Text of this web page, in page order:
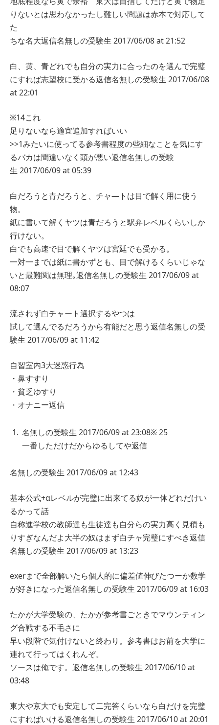
りないとは思わなかったし難しい問題は赤本で対応して
た
ちな名大返信名無しの受験生 2017/06/08 at 21:52
白、黄、青どれでも自分の実力に合ったのを選んで完璧
にすれば志望校に受かる返信名無しの受験生 2017/06/08
at 22:01
※14これ
足りないなら適宜追加すればいい
>>1みたいに使ってる参考書程度の些細なことを気にす
るバカは間違いなく頭が悪い返信名無しの受験
生 2017/06/09 at 05:39
白だろうと青だろうと、チャ―トは目で解く用に使う
物。
紙に書いて解くヤツは青だろうと駅弁レベルくらいしか
行けない。
白でも高速で目で解くヤツは宮廷でも受かる。
一対一までは紙に書かずとも、目で解けるくらいじゃな
いと最難関は無理｡返信名無しの受験生 2017/06/09 at
08:07
流されず白チャート選択するやつは
試して選んでるだろうから有能だと思う返信名無しの受
験生2017/06/09 at 11:42
自習室内3大迷惑行為
・鼻すすり
・貧乏ゆすり
・オナニー返信
名無しの受験生 2017/06/09 at 23:08※ 25
一番しただけだからゆるしてや返信
名無しの受験生 2017/06/09 at 12:43
基本公式+αレベルが完璧に出来てる奴が一体どれだけい
るかって話
自称進学校の教師達も生徒達も自分らの実力高く見積も
りすぎなんだよ大半の奴はまず白チャ完璧にすべき返信
名無しの受験生 2017/06/09 at 13:23
exerまで全部解いたら個人的に偏差値伸びたつーか数学
が好きになった返信名無しの受験生2017/06/09 at 16:03
たかが大学受験の、たかが参考書ごときでマウンティン
グ合戦する不毛さに
早い段階で気付けないと終わり。参考書はお前を大学に
連れて行ってはくれんぞ。
ソースは俺です。 返信名無しの受験生 2017/06/10 at
03:48
東大や京大でも安定して二完答くらいなら白だけを完璧
にすればいける返信名無しの受験生 2017/06/10 at 20:01